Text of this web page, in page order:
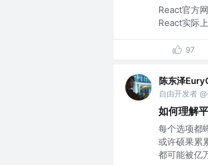
React官方
React实际
97
陈东泽
自由开发者
如何理解
每个选项都
或许硕果累
都可能被亿